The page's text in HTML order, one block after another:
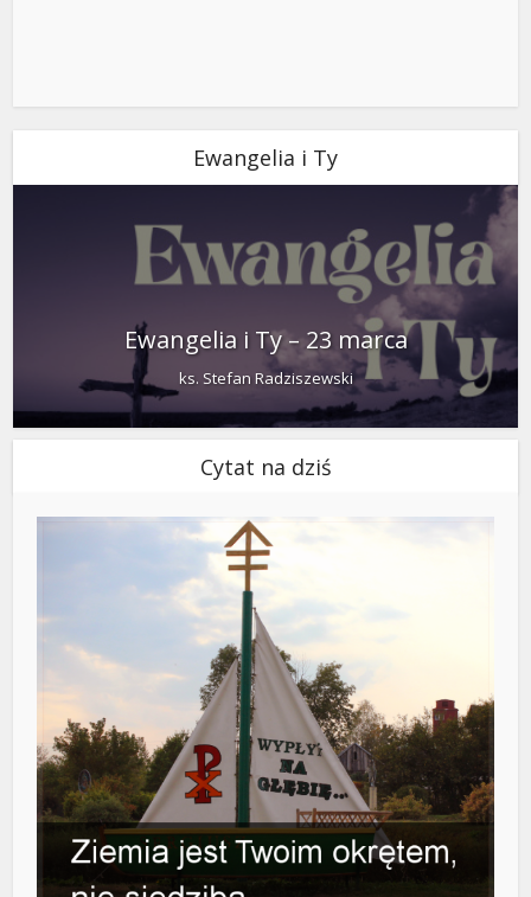
Ewangelia i Ty
Ewangelia i Ty – 23 marca
ks. Stefan Radziszewski
Cytat na dziś